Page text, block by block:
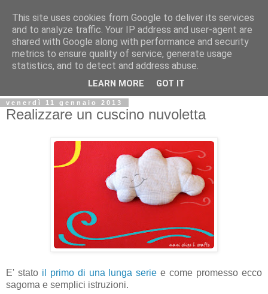
venerdì 11 gennaio 2013
Realizzare un cuscino nuvoletta
E' statoil primo di una lunga serie e come promesso ecco
sagoma e semplici istruzioni.
This site uses cookies from Google to deliver its services
and to analyze traffic. Your IP address and user-agent are
shared with Google along with performance and security
metrics to ensure quality of service, generate usage
statistics, and to detect and address abuse.
LEARN MORE GOT IT